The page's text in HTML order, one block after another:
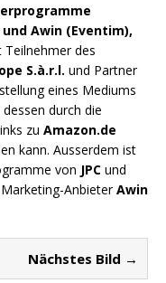
und Awin (Eventim),
Teilnehmer des
S.à.r.l. und Partner
eines Mediums
durch die
zu Amazon.de
kann. Ausserdem ist
von JPC und
AnbieterAwin
Nächstes Bild →